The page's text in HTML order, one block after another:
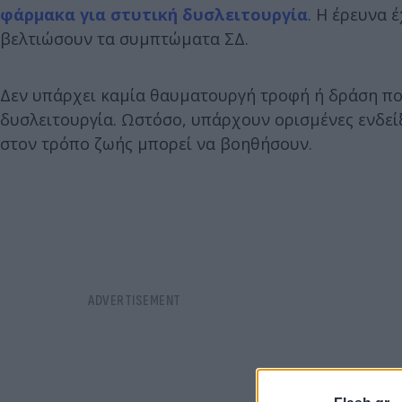
φάρμακα για στυτική δυσλειτουργία. Η έρευνα
βελτιώσουν τα συμπτώματα ΣΔ.
Δεν υπάρχει καμία θαυματουργή τροφή ή δράση
δυσλειτουργία. Ωστόσο, υπάρχουν ορισμένες
στον τρόπο ζωής μπορεί να βοηθήσουν.